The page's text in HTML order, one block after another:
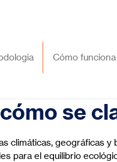
Cómo funciona
se
climáticas, geográficas y
para el equilibrio